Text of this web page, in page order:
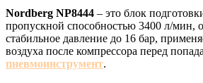
Nordberg NP8444 – это блок
пропускной способностью 3400 л/мин,
стабильное давление до 16 бар,
воздуха после компрессора перед
пневмоинструмент.